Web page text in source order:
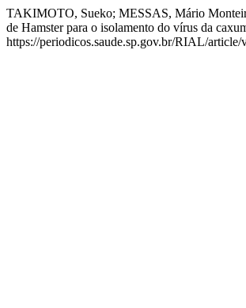
TAKIMOTO, Sueko; MESSAS, Mário
de Hamster para o isolamento do vírus da
https://periodicos.saude.sp.gov.br/RIAL/